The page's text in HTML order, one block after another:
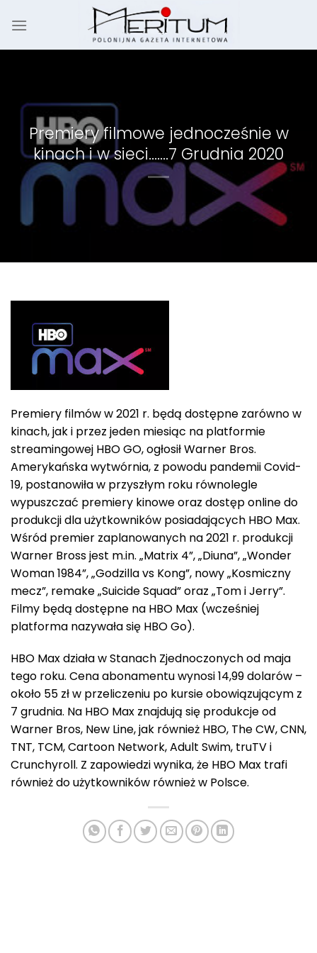
Premiery filmowe jednocześnie w
kinach i w sieci…….7 Grudnia 2020
Premiery filmów w 2021 r. będą dostępne zarówno w
kinach, jak i przez jeden miesiąc na platformie
streamingowej HBO GO, ogłosił Warner Bros.
Amerykańska wytwórnia, z powodu pandemii Covid-
19, postanowiła w przyszłym roku równolegle
wypuszczać premiery kinowe oraz dostęp online do
produkcji dla użytkowników posiadających HBO Max.
Wśród premier zaplanowanych na 2021 r. produkcji
Warner Bross jest m.in. „Matrix 4”, „Diuna”, „Wonder
Woman 1984”, „Godzilla vs Kong”, nowy „Kosmiczny
mecz”, remake „Suicide Squad” oraz „Tom i Jerry”.
Filmy będą dostępne na HBO Max (wcześniej
platforma nazywała się HBO Go).
HBO Max działa w Stanach Zjednoczonych od maja
tego roku. Cena abonamentu wynosi 14,99 dolarów –
około 55 zł w przeliczeniu po kursie obowiązującym z
7 grudnia. Na HBO Max znajdują się produkcje od
Warner Bros, New Line, jak również HBO, The CW, CNN,
TNT, TCM, Cartoon Network, Adult Swim, truTV i
Crunchyroll. Z zapowiedzi wynika, że HBO Max trafi
również do użytkowników również w Polsce.